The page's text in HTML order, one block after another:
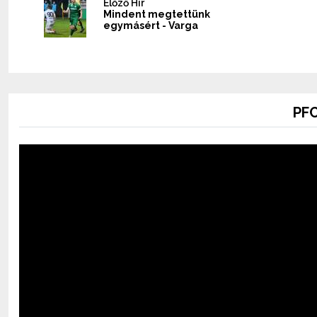
Előző Hír
Mindent megtettünk
egymásért - Varga